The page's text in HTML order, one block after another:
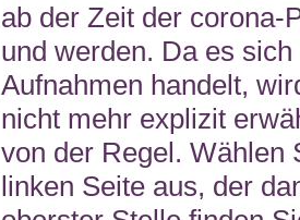
ab der Zeit der corona-
und werden. Da es
Aufnahmen handelt,
nicht mehr explizit
von der Regel. Wählen
linken Seite aus, der